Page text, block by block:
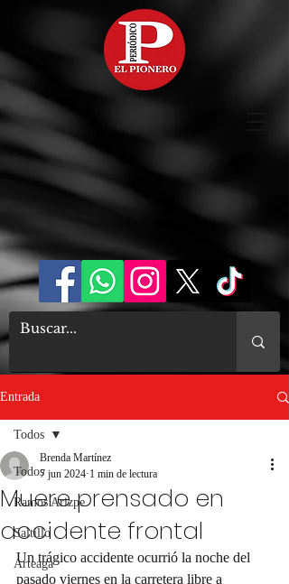
Entrada
Todos
Ramos Arizpe
Saltillo
Arteaga
Todos
Muere prensado en
accidente frontal
Brenda Martínez
7 jun 2024 1 min de lectura
Un trágico accidente ocurrió la noche del
pasado viernes en la carretera libre a